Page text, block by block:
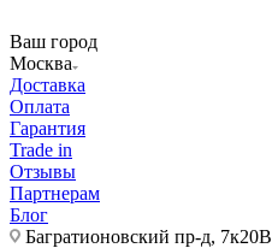
Ваш город
Москва
Доставка
Оплата
Гарантия
Trade in
Отзывы
Партнерам
Блог
Багратионовский пр-д, 7к20В